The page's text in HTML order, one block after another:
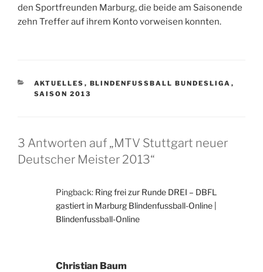
den Sportfreunden Marburg, die beide am Saisonende
zehn Treffer auf ihrem Konto vorweisen konnten.
KATEGORIEN
AKTUELLES , BLINDENFUSSBALL BUNDESLIGA
,
SAISON 2013
3 Antworten auf „MTV Stuttgart neuer
Deutscher Meister 2013“
Pingback: Ring frei zur Runde DREI – DBFL
gastiert in Marburg Blindenfussball-Online |
Blindenfussball-Online
Christian Baum